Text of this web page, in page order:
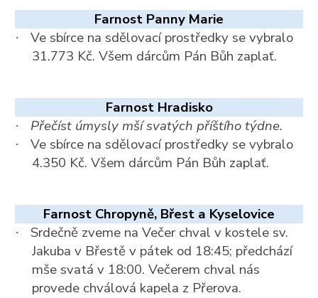
Farnost Panny Marie
·
Ve sbírce na sdělovací prostředky se vybralo
31.773 Kč. Všem dárcům Pán Bůh zaplať.
Farnost Hradisko
· Přečíst úmysly mší svatých příštího týdne.
·
Ve sbírce na sdělovací prostředky se vybralo
4.350 Kč. Všem dárcům Pán Bůh zaplať.
Farnost Chropyně, Břest a Kyselovice
·
Srdečně zveme na Večer chval v kostele sv.
Jakuba v Břestě v pátek od 18:45; předchází
mše svatá v 18:00. Večerem chval nás
provede chválová kapela z Přerova.